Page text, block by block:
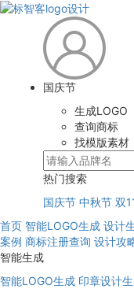
国庆节
生成LOGO
查询商标
找模版素材
热门搜索
国庆节 中秋节 双
首页 智能LOGO生成 设计
案例 商标注册查询 设计攻
智能生成
智能LOGO生成 印章设计